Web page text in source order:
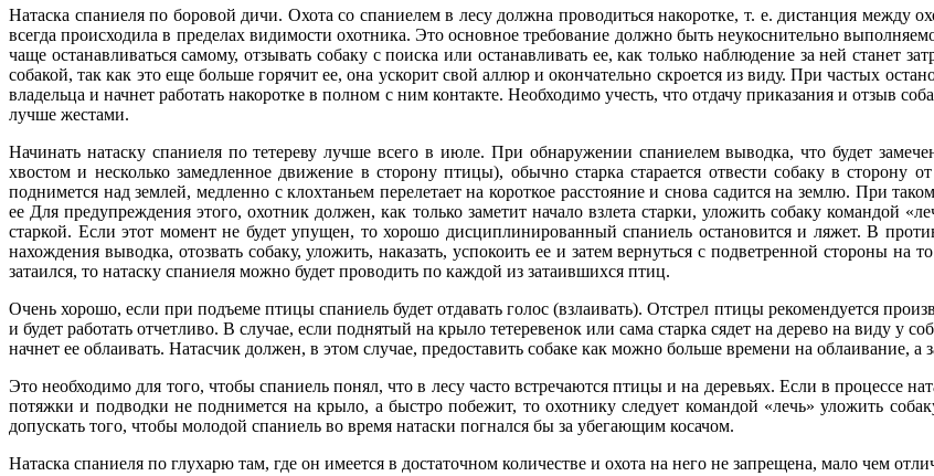
Натаска спаниеля по боровой дичи. Охота со спаниелем в лесу должна проводиться накоротке, т. е. дистанция между
всегда происходила в пределах видимости охотника. Это основное требование должно быть неукоснительно
чаще останавливаться самому, отзывать собаку с поиска или останавливать ее, как только наблюдение за ней станет
собакой, так как это еще больше горячит ее, она ускорит свой аллюр и окончательно скроется из виду. При частых
владельца и начнет работать накоротке в полном с ним контакте. Необходимо учесть, что отдачу приказания и отзыв
лучше жестами.
Начинать натаску спаниеля по тетереву лучше всего в июле. При обнаружении спаниелем выводка, что будет
хвостом и несколько замедленное движение в сторону птицы), обычно старка старается отвести собаку в
поднимется над землей, медленно с клохтаньем перелетает на короткое расстояние и снова садится на землю. При
ее Для предупреждения этого, охотник должен, как только заметит начало взлета старки, уложить собаку командой
старкой. Если этот момент не будет упущен, то хорошо дисциплинированный спаниель остановится и ляжет. В
нахождения выводка, отозвать собаку, уложить, наказать, успокоить ее и затем вернуться с подветренной стороны на
затаился, то натаску спаниеля можно будет проводить по каждой из затаившихся птиц.
Очень хорошо, если при подъеме птицы спаниель будет отдавать голос (взлаивать). Отстрел птицы рекомендуется
и будет работать отчетливо. В случае, если поднятый на крыло тетеревенок или сама старка сядет на дерево на виду у
начнет ее облаивать. Натасчик должен, в этом случае, предоставить собаке как можно больше времени на облаивание, а
Это необходимо для того, чтобы спаниель понял, что в лесу часто встречаются птицы и на деревьях. Если в процессе
потяжки и подводки не поднимется на крыло, а быстро побежит, то охотнику следует командой «лечь» уложить
допускать того, чтобы молодой спаниель во время натаски погнался бы за убегающим косачом.
Натаска спаниеля по глухарю там, где он имеется в достаточном количестве и охота на него не запрещена, мало чем